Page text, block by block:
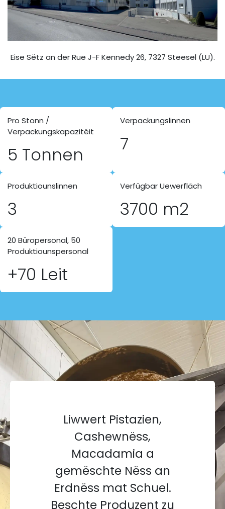
Eise Sëtz an der Rue J-F Kennedy 26, 7327 Steesel (LU).
Pro Stonn /
Verpackungskapazitéit
5 Tonnen
Verpackungslinnen
7
Produktiounslinnen
3
Verfügbar Uewerfläch
3700 m2
20 Büropersonal, 50
Produktiounspersonal
+70 Leit
Liwwert Pistazien,
Cashewnëss,
Macadamia a
gemëschte Nëss an
Erdnëss mat Schuel.
Beschte Produzent zu